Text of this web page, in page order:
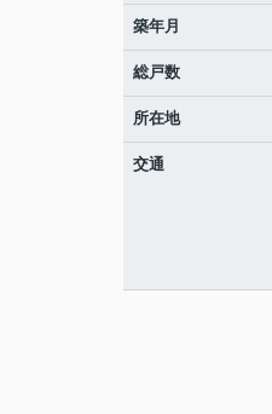
築年月
総戸数
所在地
交通